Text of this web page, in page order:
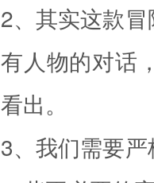
2、其实这款
有人物的对话
看出。
3、我们需要